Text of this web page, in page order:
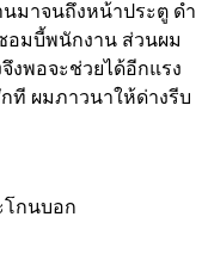
มาจนถึงหน้าประตู ดำ
อมบี้พนักงาน ส่วนผม
งพอจะช่วยได้อีกแรง
ที ผมภาวนาให้ด่างรีบ
กนบอก